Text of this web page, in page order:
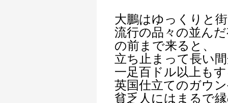
大鵬はゆっくりと
流行の品々の並ん
の前まで来ると、
立ち止まって長い
一足百ドル以上も
英国仕立てのガウ
貧乏人にはまるで